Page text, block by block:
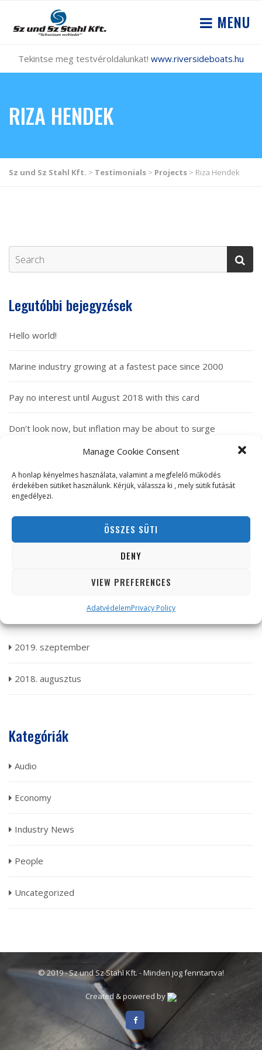
Manage Cookie Consent
A honlap kényelmes használata, valamint a megfelelő működés
érdekében sütiket használunk. Kérjük, válassza ki , mely sütik futását
engedélyezi.
ÖSSZES SÜTI
DENY
VIEW PREFERENCES
AdatvédelemPrivacy Policy
MENU
Tekintse meg testvéroldalunkat! www.riversideboats.hu
RIZA HENDEK
Sz und Sz Stahl Kft. > Testimonials > Projects > Rıza Hendek
Legutóbbi bejegyzések
Hello world!
Marine industry growing at a fastest pace since 2000
Pay no interest until August 2018 with this card
Don’t look now, but inflation may be about to surge
Here’s how long it will take young people to afford to buy a
home
Legutóbbi hozzászólások
Hello world!
2019. szeptember
2018. augusztus
Kategóriák
Audio
Economy
Industry News
People
Uncategorized
© 2019 - Sz und Sz Stahl Kft. - Minden jog fenntartva!
Created & powered by